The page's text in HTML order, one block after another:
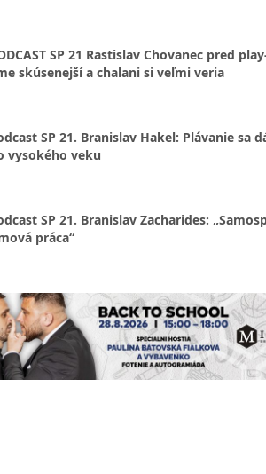
SP 21 Rastislav Chovanec pred
skúsenejší a chalani si veľmi veria
SP 21. Branislav Hakel: Plávanie sa
vysokého veku
SP 21. Branislav Zacharides:
práca“